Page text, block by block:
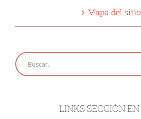
Mapa del sitio
LINKS SECCIÓN